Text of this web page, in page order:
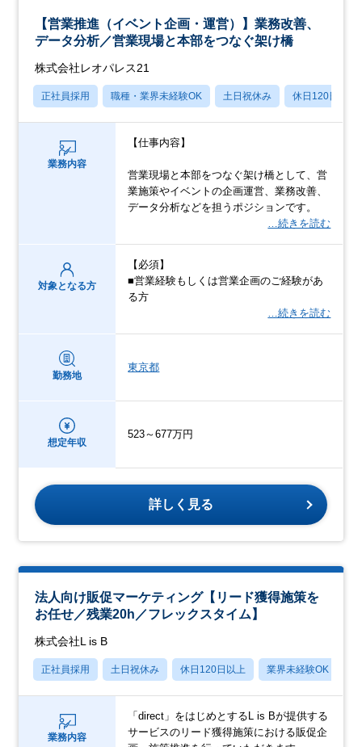
【営業推進（イベント企画・運営）】業務改善、
データ分析／営業現場と本部をつなぐ架け橋
株式会社レオパレス21
正社員採用 職種・業界未経験OK 土日祝休み 休日120日以上
業務内容
【仕事内容】
営業現場と本部をつなぐ架け橋として、営
業施策やイベントの企画運営、業務改善、
データ分析などを担うポジションです。
…続きを読む
対象となる方
【必須】
■営業経験もしくは営業企画のご経験があ
る方
…続きを読む
勤務地
東京都
想定年収
523～677万円
詳しく見る
法人向け販促マーケティング【リード獲得施策を
お任せ／残業20h／フレックスタイム】
株式会社L is B
正社員採用 土日祝休み 休日120日以上 業界未経験OK
業務内容
「direct」をはじめとするL is Bが提供する
サービスのリード獲得施策における販促企